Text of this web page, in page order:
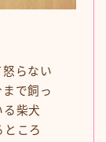
怒らない
で飼っ
る柴犬
ところ